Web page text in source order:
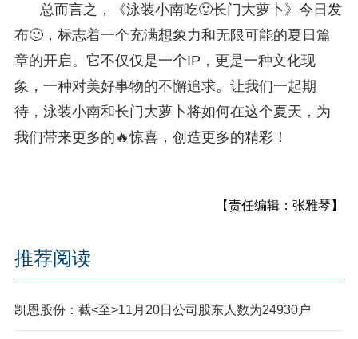
总而言之，《泳装小南吃🙂长门大萝卜》今日发
布🙂，标志着一个充满想象力和无限可能的夏日篇
章的开启。它不仅仅是一个IP，更是一种文化现
象，一种对美好事物的不懈追求。让我们一起期
待，泳装小南和长门大萝卜将如何在这个夏天，为
我们带来更多的🔥惊喜，创造更多的精彩！
【责任编辑：张雅琴】
推荐阅读
凯恩股份：截<至>11月20日公司股东人数为24930户